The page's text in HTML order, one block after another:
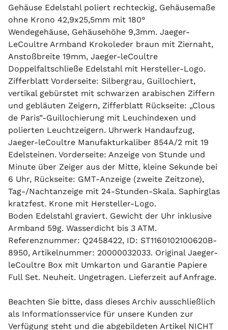
Gehäuse Edelstahl poliert rechteckig, Gehäusemaße
ohne Krono 42,9x25,5mm mit 180°
Wendegehäuse, Gehäusehöhe 9,3mm. Jaeger-
LeCoultre Armband Krokoleder braun mit Ziernaht,
Anstoßbreite 19mm, Jaeger-leCoultre
Doppelfaltschließe Edelstahl mit Hersteller-Logo.
Zifferblatt Vorderseite: Silbergrau, Guillochiert,
vertikal gebürstet mit schwarzen arabischen Ziffern
und gebläuten Zeigern, Zifferblatt Rückseite: „Clous
de Paris”-Guillochierung mit Leuchindexen und
polierten Leuchtzeigern. Uhrwerk Handaufzug,
Jaeger-leCoultre Manufakturkaliber 854A/2 mit 19
Edelsteinen. Vorderseite: Anzeige von Stunde und
Minute über Zeiger aus der Mitte, kleine Sekunde bei
6 Uhr, Rückseite: GMT-Anzeige (zweite Zeitzone),
Tag-/Nachtanzeige mit 24-Stunden-Skala. Saphirglas
kratzfest. Krone mit Hersteller-Logo.
Boden Edelstahl graviert. Gewicht der Uhr inklusive
Armband 59g. Wasserdicht bis 3 ATM.
Referenznummer: Q2458422, ID: ST1160102100620B-
8950, Artikelnummer: 20000032033. Original Jaeger-
leCoultre Box mit Umkarton und Garantie Papiere
Full Set. Neuheit. Ungetragen. Lieferzeit auf Anfrage.
Beachten Sie bitte, dass dieses Archiv ausschließlich
als Informationsservice für unsere Kunden zur
Verfügung steht und die abgebildeten Artikel NICHT